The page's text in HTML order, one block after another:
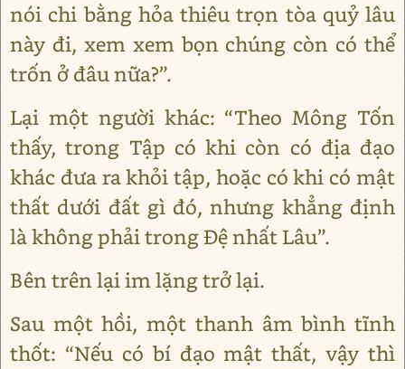
nói chi bằng hỏa thiêu trọn tòa quỷ lâu
này đi, xem xem bọn chúng còn có thể
trốn ở đâu nữa?”.
Lại một người khác: “Theo Mông Tốn
thấy, trong Tập có khi còn có địa đạo
khác đưa ra khỏi tập, hoặc có khi có mật
thất dưới đất gì đó, nhưng khẳng định
là không phải trong Đệ nhất Lâu”.
Bên trên lại im lặng trở lại.
Sau một hồi, một thanh âm bình tĩnh
thốt: “Nếu có bí đạo mật thất, vậy thì